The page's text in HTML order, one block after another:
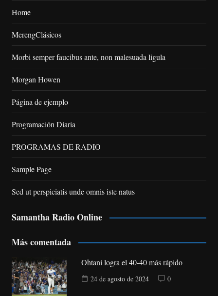
Home
MerengClásicos
Morbi semper faucibus ante, non malesuada ligula
Morgan Howen
Página de ejemplo
Programación Diaria
PROGRAMAS DE RADIO
Sample Page
Sed ut perspiciatis unde omnis iste natus
Samantha Radio Online
Más comentada
Ohtani logra el 40-40 más rápido
24 de agosto de 2024 0